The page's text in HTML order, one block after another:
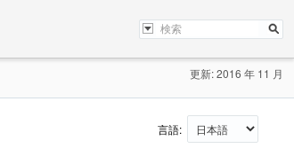
更新: 2016 年 11 月
言語: